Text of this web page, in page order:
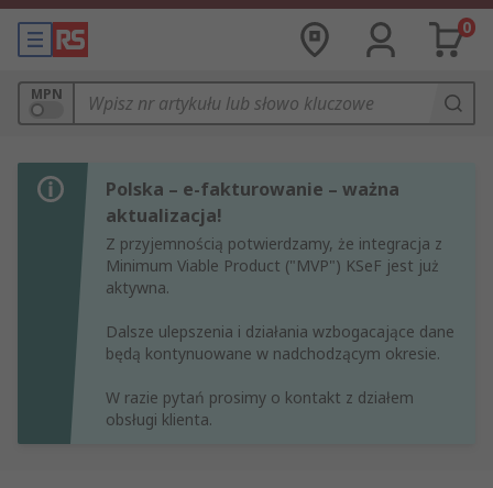
0
MPN
Polska – e-fakturowanie – ważna
aktualizacja!
Z przyjemnością potwierdzamy, że integracja z
Minimum Viable Product ("MVP") KSeF jest już
aktywna.
Dalsze ulepszenia i działania wzbogacające dane
będą kontynuowane w nadchodzącym okresie.
W razie pytań prosimy o kontakt z działem
obsługi klienta.